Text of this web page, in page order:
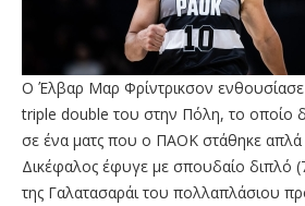
Ο Έλβαρ Μαρ Φρίντρικσον ενθουσίασε
triple double του στην Πόλη, το οποίο
σε ένα ματς που ο ΠΑΟΚ στάθηκε
Δικέφαλος έφυγε με σπουδαίο διπλό
της Γαλατασαράι του πολλαπλάσιου